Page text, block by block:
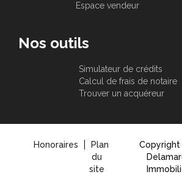
Espace vendeur
Nos outils
Simulateur de crédits
Calcul de frais de notaire
Trouver un acquéreur
Honoraires
Plan
du
site
Copyright